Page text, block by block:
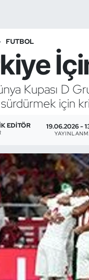
FUTBOL
Kupası D
sürdürmek için
EDITÖR 19.06.2026 -